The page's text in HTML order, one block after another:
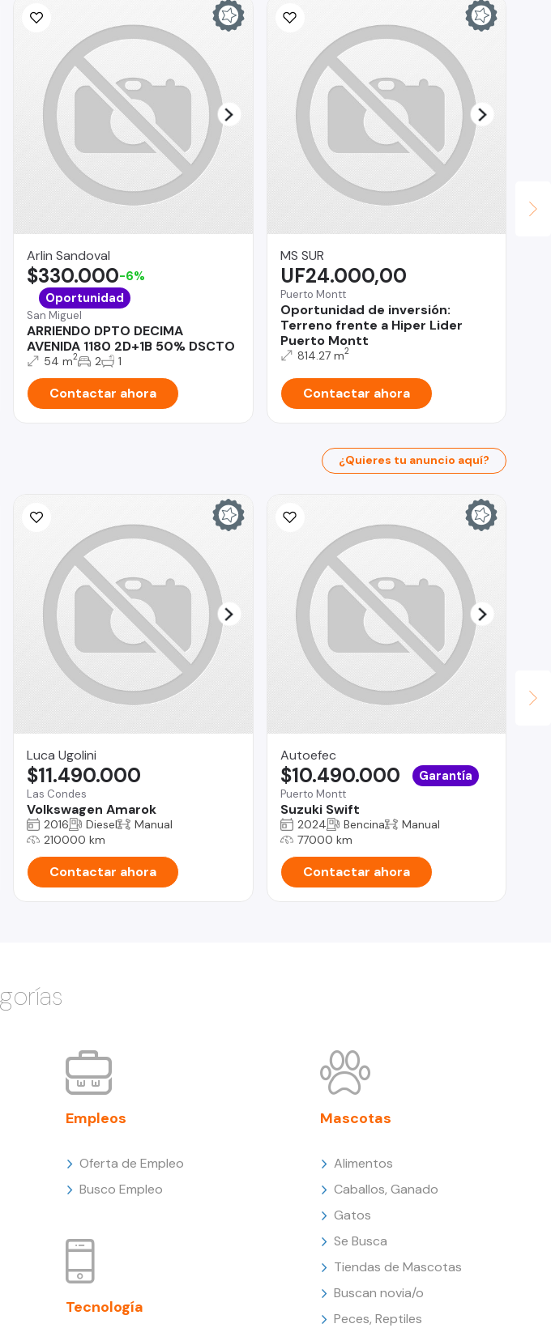
Arlin Sandoval
San Miguel
ARRIENDO DPTO DECIMA
AVENIDA 1180 2D+1B 50% DSCTO
$330.000-6%
Oportunidad
54 m2 2 1
Contactar ahora
MS SUR
Puerto Montt
Oportunidad de inversión:
Terreno frente a Hiper Lider
Puerto Montt
UF24.000,00
814.27 m2
Contactar ahora
¿Quieres tu anuncio aquí?
Luca Ugolini
Las Condes
Volkswagen Amarok
$11.490.000
2016 Diesel
Manual
210000 km
Contactar ahora
Autoefec
Puerto Montt
Suzuki Swift
$10.490.000 Garantía
2024 Bencina
Manual
77000 km
Contactar ahora
Empleos
Oferta de Empleo
Busco Empleo
Tecnología
Mascotas
Alimentos
Caballos, Ganado
Gatos
Se Busca
Tiendas de Mascotas
Buscan novia/o
Peces, Reptiles